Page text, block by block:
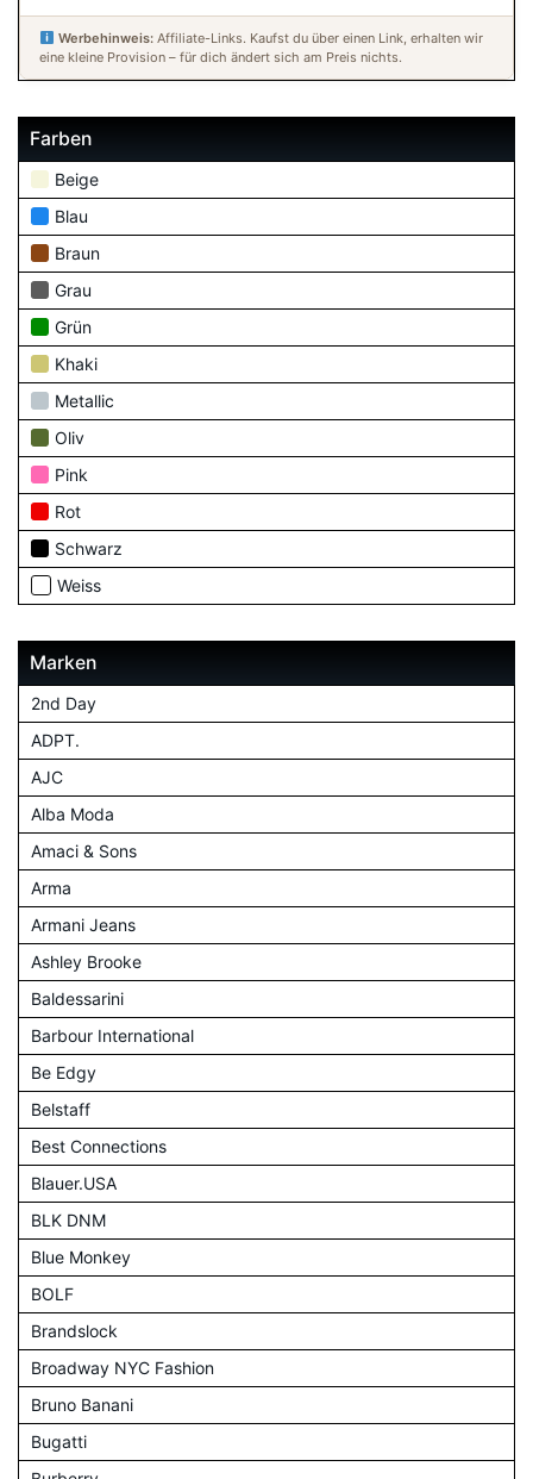
Werbehinweis:Affiliate-Links. Kaufst du über einen Link, erhalten wir
eine kleine Provision – für dich ändert sich am Preis nichts.
Farben
Beige
Blau
Braun
Grau
Grün
Khaki
Metallic
Oliv
Pink
Rot
Schwarz
Weiss
Marken
2nd Day
ADPT.
AJC
Alba Moda
Amaci & Sons
Arma
Armani Jeans
Ashley Brooke
Baldessarini
Barbour International
Be Edgy
Belstaff
Best Connections
Blauer.USA
BLK DNM
Blue Monkey
BOLF
Brandslock
Broadway NYC Fashion
Bruno Banani
Bugatti